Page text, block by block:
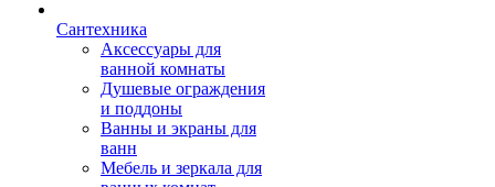
Сантехника
Аксессуары для
ванной комнаты
Душевые ограждения
и поддоны
Ванны и экраны для
ванн
Мебель и зеркала для